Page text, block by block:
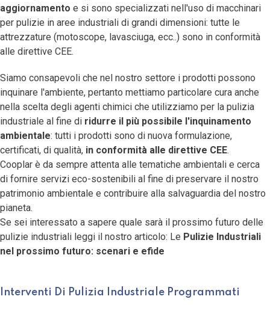
aggiornamento e si sono specializzati nell'uso di macchinari
per pulizie in aree industriali di grandi dimensioni: tutte le
attrezzature (motoscope, lavasciuga, ecc..) sono in conformità
alle direttive CEE.
Siamo consapevoli che nel nostro settore i prodotti possono
inquinare l'ambiente, pertanto mettiamo particolare cura anche
nella scelta degli agenti chimici che utilizziamo per la pulizia
industriale al fine di ridurre il più possibile l'inquinamento
ambientale: tutti i prodotti sono di nuova formulazione,
certificati, di qualità, in conformità alle direttive CEE.
Cooplar è da sempre attenta alle tematiche ambientali e cerca
di fornire servizi eco-sostenibili al fine di preservare il nostro
patrimonio ambientale e contribuire alla salvaguardia del nostro
pianeta.
Se sei interessato a sapere quale sarà il prossimo futuro delle
pulizie industriali leggi il nostro articolo: Le Pulizie Industriali
nel prossimo futuro: scenari e efide
Interventi Di Pulizia Industriale Programmati